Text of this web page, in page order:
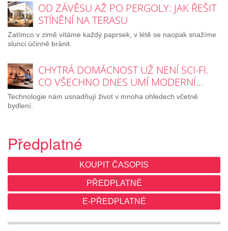
OD ZÁVĚSU AŽ PO PERGOLY: JAK ŘEŠIT
STÍNĚNÍ NA TERASU
Zatímco v zimě vítáme každý paprsek, v létě se naopak snažíme
slunci účinně bránit.
CHYTRÁ DOMÁCNOST UŽ NENÍ SCI-FI.
CO VŠECHNO DNES UMÍ MODERNÍ…
Technologie nám usnadňují život v mnoha ohledech včetně
bydlení.
Předplatné
KOUPIT ČASOPIS
PŘEDPLATNÉ
E-PŘEDPLATNÉ